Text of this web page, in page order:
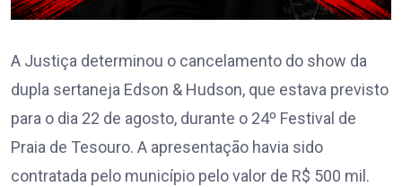
A Justiça determinou o cancelamento do show da
dupla sertaneja Edson & Hudson, que estava previsto
para o dia 22 de agosto, durante o 24º Festival de
Praia de Tesouro. A apresentação havia sido
contratada pelo município pelo valor de R$ 500 mil.